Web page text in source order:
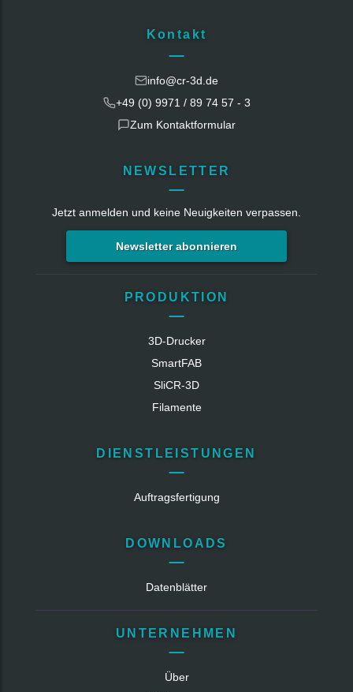
Kontakt
info@cr-3d.de
+49 (0) 9971 / 89 74 57 - 3
Zum Kontaktformular
NEWSLETTER
Jetzt anmelden und keine Neuigkeiten verpassen.
Newsletter abonnieren
PRODUKTION
3D-Drucker
SmartFAB
SliCR‑3D
Filamente
DIENSTLEISTUNGEN
Auftragsfertigung
DOWNLOADS
Datenblätter
UNTERNEHMEN
Über